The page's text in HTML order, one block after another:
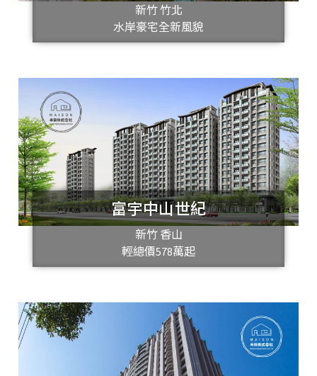
新竹 竹北
水岸豪宅全新風貌
富宇中山世紀
新竹 香山
輕總價578萬起